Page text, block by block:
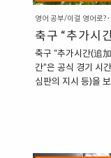
영어 공부/이걸 영어로?·
축구 “추가시
축구 “추가시간(追
간”은 공식 경기 시
심판의 지시 등)을
표현하는 다양한 영